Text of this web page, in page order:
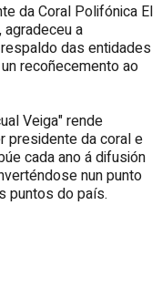
da Coral Polifónica El
agradeceu a
das entidades
recoñecemento ao
Veiga" rende
presidente da coral e
cada ano á difusión
nun punto
puntos do país.